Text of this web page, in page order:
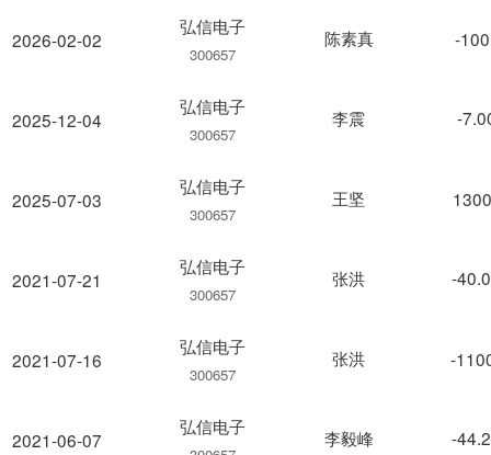
2026-02-02
2025-12-04
2025-07-03
2021-07-21
2021-07-16
2021-06-07
弘信电子
300657
陈素真 -
弘信电子
300657
李震 -
弘信电子
300657
王坚
弘信电子
300657
张洪 -
弘信电子
300657
张洪 -
弘信电子 李毅峰 -